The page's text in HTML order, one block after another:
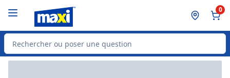
0
Rechercher des produits